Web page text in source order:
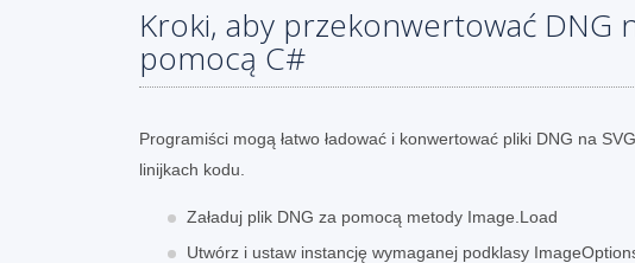
Kroki, aby przekonwertować DNG
pomocą C#
Programiści mogą łatwo ładować i konwertować pliki DNG na
linijkach kodu.
Załaduj plik DNG za pomocą metody Image.Load
Utwórz i ustaw instancję wymaganej podklasy